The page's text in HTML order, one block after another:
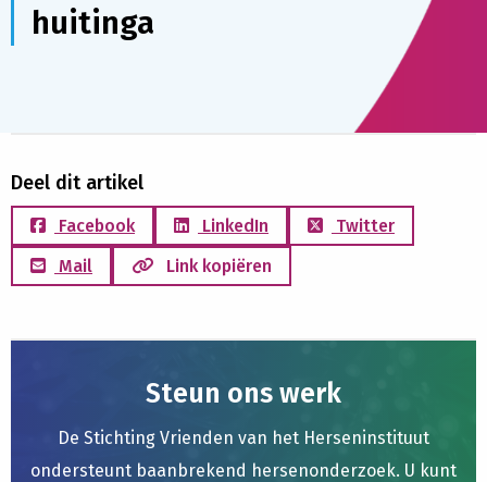
huitinga
Deel dit artikel
Facebook LinkedIn
Twitter
Mail
Link kopiëren
Steun ons werk
De Stichting Vrienden van het Herseninstituut
ondersteunt baanbrekend hersenonderzoek. U kunt